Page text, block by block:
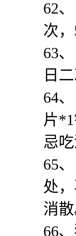
62、
次，
63
日
64、
片*1
忌吃
65
处
消散
66